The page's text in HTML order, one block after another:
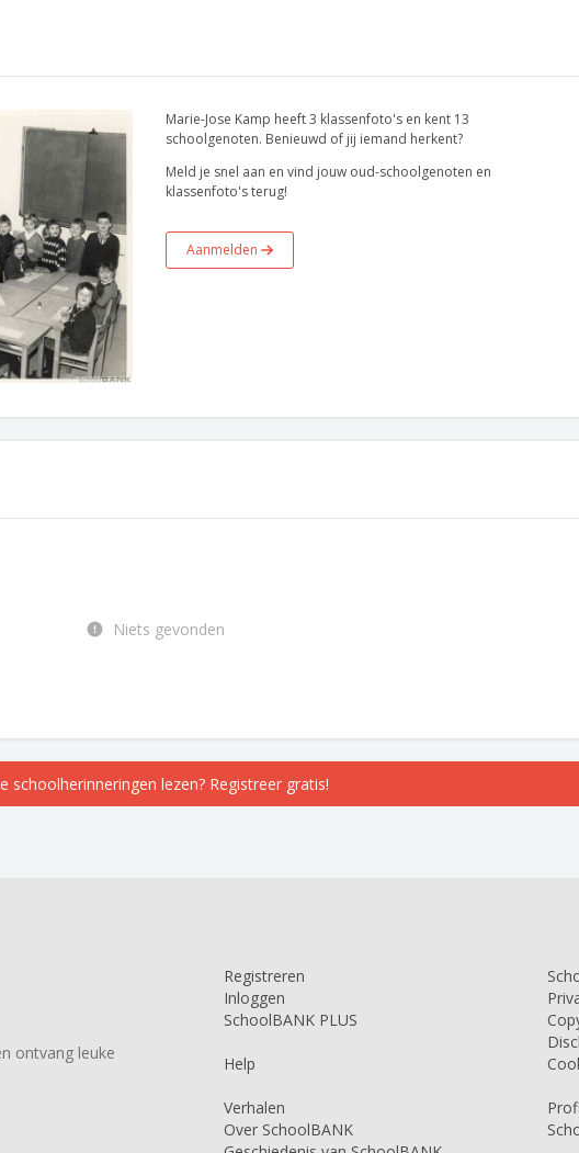
Marie-Jose Kamp heeft 3 klassenfoto's en kent 13
schoolgenoten. Benieuwd of jij iemand herkent?
Meld je snel aan en vind jouw oud-schoolgenoten en
klassenfoto's terug!
Aanmelden
Niets gevonden
schoolherinneringen lezen? Registreer gratis!
ontvang leuke
Registreren
Inloggen
SchoolBANK PLUS
Help
Verhalen
Over SchoolBANK